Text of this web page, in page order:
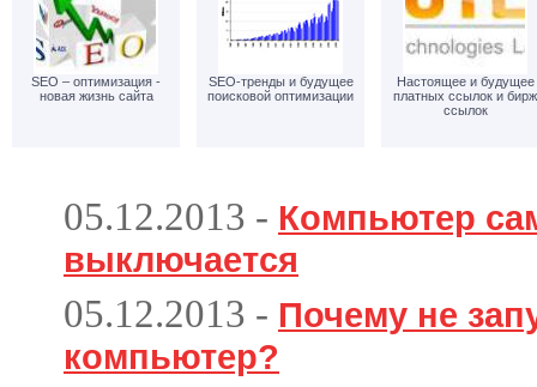
SEO – оптимизация -
новая жизнь сайта
SEO-тренды и будущее
поисковой оптимизации
Настоящее и будущее
платных ссылок и бирж
ссылок
05.12.2013 - Компьютер
выключается
05.12.2013 - Почему не
компьютер?